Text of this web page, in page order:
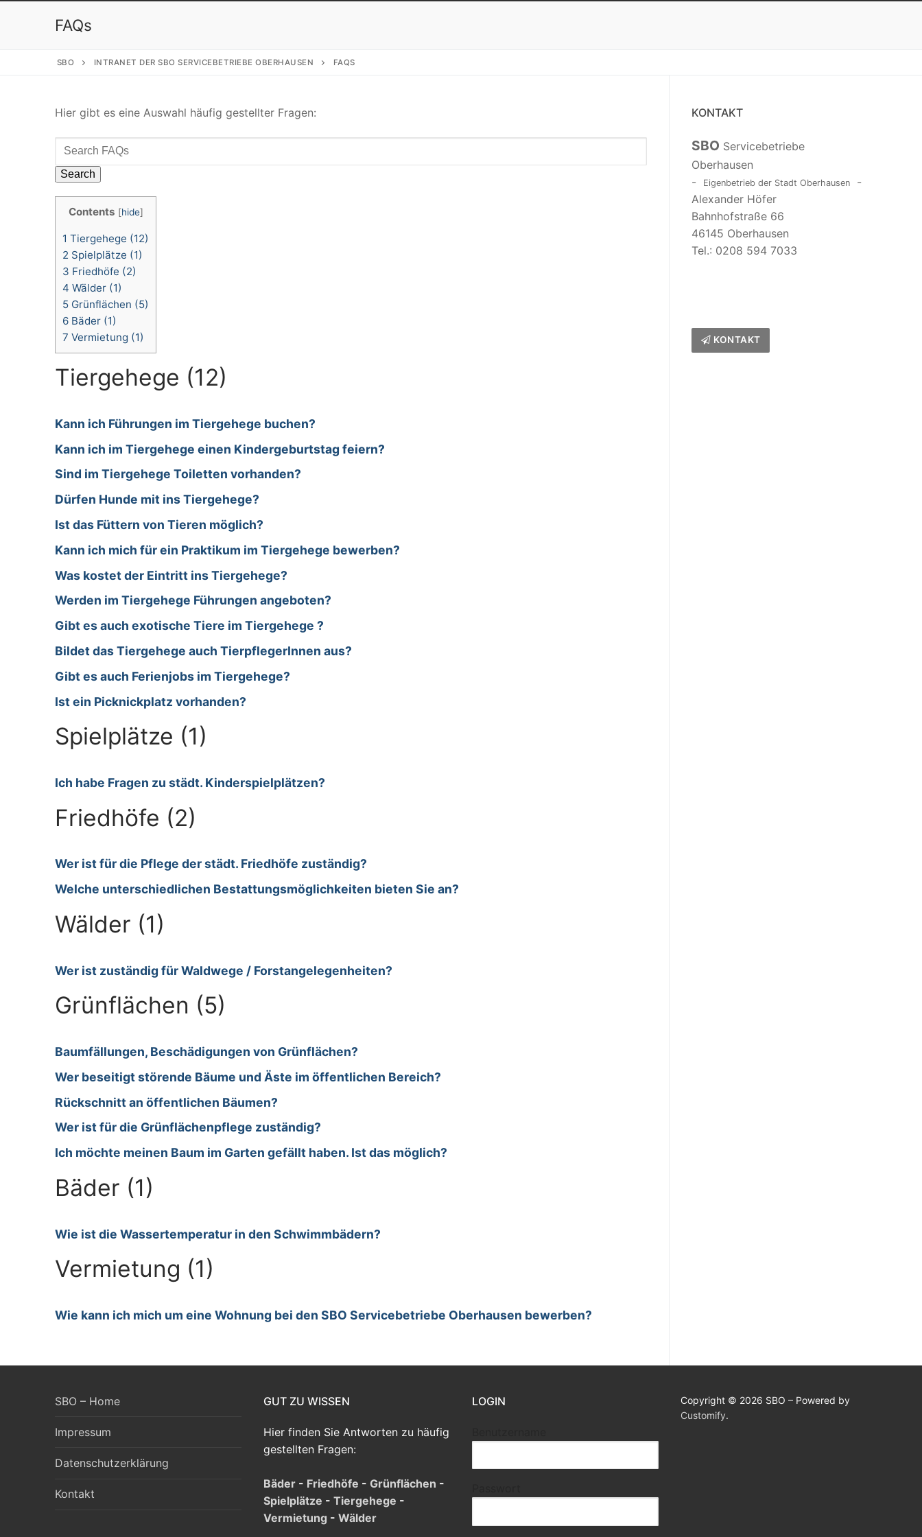
FAQs
SBO INTRANET DER SBO SERVICEBETRIEBE OBERHAUSEN FAQS
Hier gibt es eine Auswahl häufig gestellter Fragen:
Contents [hide]
1 Tiergehege (12)
2 Spielplätze (1)
3 Friedhöfe (2)
4 Wälder (1)
5 Grünflächen (5)
6 Bäder (1)
7 Vermietung (1)
Tiergehege (12)
Kann ich Führungen im Tiergehege buchen?
Kann ich im Tiergehege einen Kindergeburtstag feiern?
Sind im Tiergehege Toiletten vorhanden?
Dürfen Hunde mit ins Tiergehege?
Ist das Füttern von Tieren möglich?
Kann ich mich für ein Praktikum im Tiergehege bewerben?
Was kostet der Eintritt ins Tiergehege?
Werden im Tiergehege Führungen angeboten?
Gibt es auch exotische Tiere im Tiergehege ?
Bildet das Tiergehege auch TierpflegerInnen aus?
Gibt es auch Ferienjobs im Tiergehege?
Ist ein Picknickplatz vorhanden?
Spielplätze (1)
Ich habe Fragen zu städt. Kinderspielplätzen?
Friedhöfe (2)
Wer ist für die Pflege der städt. Friedhöfe zuständig?
Welche unterschiedlichen Bestattungsmöglichkeiten bieten Sie an?
Wälder (1)
Wer ist zuständig für Waldwege / Forstangelegenheiten?
Grünflächen (5)
Baumfällungen, Beschädigungen von Grünflächen?
Wer beseitigt störende Bäume und Äste im öffentlichen Bereich?
Rückschnitt an öffentlichen Bäumen?
Wer ist für die Grünflächenpflege zuständig?
Ich möchte meinen Baum im Garten gefällt haben. Ist das möglich?
Bäder (1)
Wie ist die Wassertemperatur in den Schwimmbädern?
Vermietung (1)
Wie kann ich mich um eine Wohnung bei den SBO Servicebetriebe Oberhausen bewerben?
KONTAKT
SBO Servicebetriebe
Oberhausen
-
Eigenbetrieb der Stadt Oberhausen
-
Alexander Höfer
Bahnhofstraße 66
46145 Oberhausen
Tel.: 0208 594 7033
KONTAKT
SBO – Home
Impressum
Datenschutzerklärung
Kontakt
GUT ZU WISSEN
Hier finden Sie Antworten zu häufig
gestellten Fragen:
Bäder - Friedhöfe - Grünflächen -
Spielplätze - Tiergehege -
Vermietung - Wälder
LOGIN
Copyright © 2026 SBO – Powered by
Customify.